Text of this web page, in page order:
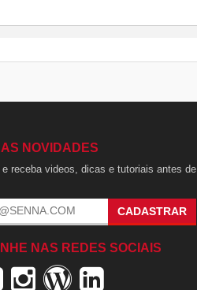
NOVIDADES
e receba videos, dicas e tutoriais antes de
CADASTRAR
NAS REDES SOCIAIS